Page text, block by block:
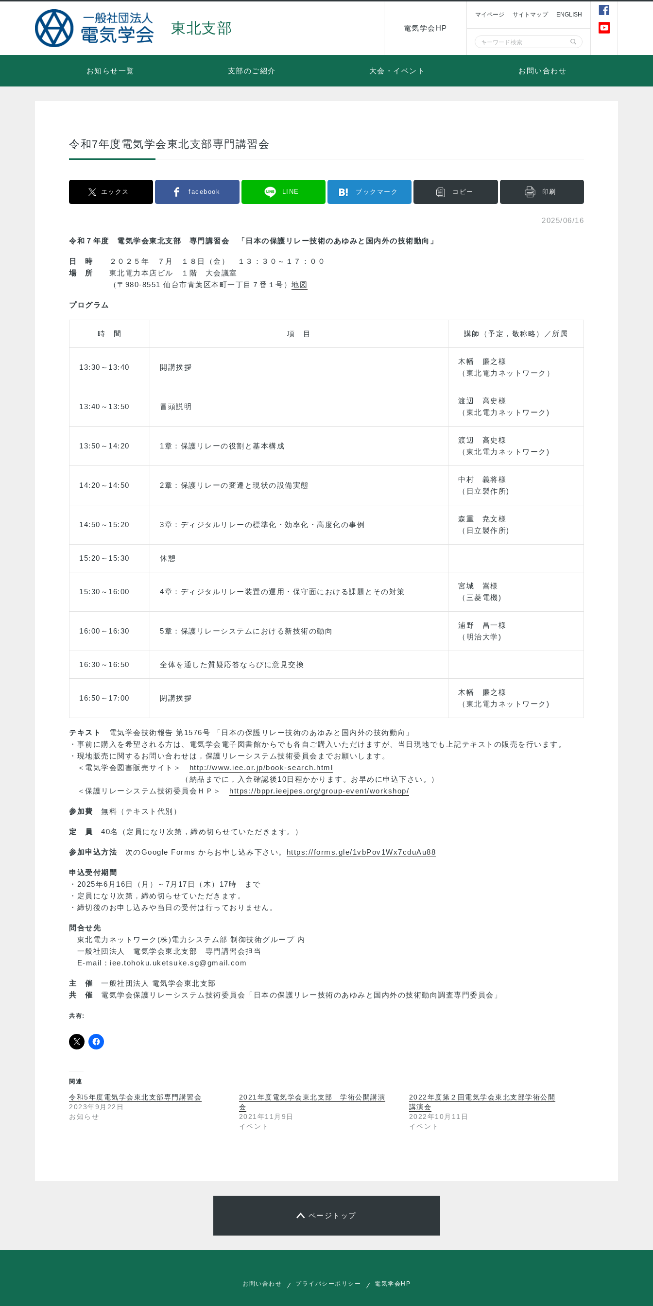
東北支部 電気学会HP
マイページ サイトマップ ENGLISH
お知らせ一覧 支部のご紹介 大会・イベント お問い合わせ
令和7年度電気学会東北支部専門講習会
エックス facebook LINE ブックマーク コピー 印刷
2025/06/16
令和７年度 電気学会東北支部 専門講習会 「日本の保護リレー技術のあゆみと国内外の技術動向」
日 時 ２０２５年 ７月 １８日（金） １３：３０～１７：００
場 所 東北電力本店ビル １階 大会議室
（〒980-8551 仙台市青葉区本町一丁目７番１号） 地図
プログラム
時 間 項 目 講師（予定，敬称略）／所属
13:30～13:40 開講挨拶
木幡 廉之様
（東北電力ネットワーク）
13:40～13:50 冒頭説明
渡辺 高史様
（東北電力ネットワーク)
13:50～14:20 1章：保護リレーの役割と基本構成
渡辺 高史様
（東北電力ネットワーク)
14:20～14:50 2章：保護リレーの変遷と現状の設備実態
中村 義将様
（日立製作所)
14:50～15:20 3章：ディジタルリレーの標準化・効率化・高度化の事例
森重 尭文様
（日立製作所)
15:20～15:30 休憩
15:30～16:00 4章：ディジタルリレー装置の運用・保守面における課題とその対策
宮城 嵩様
（三菱電機)
16:00～16:30 5章：保護リレーシステムにおける新技術の動向
浦野 昌一様
（明治大学)
16:30～16:50 全体を通した質疑応答ならびに意見交換
16:50～17:00 閉講挨拶
木幡 廉之様
（東北電力ネットワーク)
テキスト
電気学会技術報告 第1576号 「日本の保護リレー技術のあゆみと国内外の技術動向」
・事前に購入を希望される方は、電気学会電子図書館からでも各自ご購入いただけますが、当日現地でも上記テキストの販売を行います。
・現地販売に関するお問い合わせは，保護リレーシステム技術委員会までお願いします。
＜電気学会図書販売サイト＞ http://www.iee.or.jp/book-search.html
（納品までに，入金確認後10日程かかります。お早めに申込下さい。）
＜保護リレーシステム技術委員会ＨＰ＞ https://bppr.ieejpes.org/group-event/workshop/
参加費 無料（テキスト代別）
定 員 40名（定員になり次第，締め切らせていただきます。）
参加申込方法 次のGoogle Forms からお申し込み下さい。 https://forms.gle/1vbPov1Wx7cduAu88
申込受付期間
・2025年6月16日（月）～7月17日（木）17時 まで
・定員になり次第，締め切らせていただきます。
・締切後のお申し込みや当日の受付は行っておりません。
問合せ先
東北電力ネットワーク(株)電力システム部 制御技術グループ 内
一般社団法人 電気学会東北支部 専門講習会担当
E-mail：iee.tohoku.uketsuke.sg@gmail.com
主 催 一般社団法人 電気学会東北支部
共 催 電気学会保護リレーシステム技術委員会「日本の保護リレー技術のあゆみと国内外の技術動向調査専門委員会」
共有:
関連
令和5年度電気学会東北支部専門講習会
2023年9月22日
お知らせ
2021年度電気学会東北支部 学術公開講演
会
2021年11月9日
イベント
2022年度第２回電気学会東北支部学術公開
講演会
2022年10月11日
イベント
ページトップ
お問い合わせ プライバシーポリシー 電気学会HP